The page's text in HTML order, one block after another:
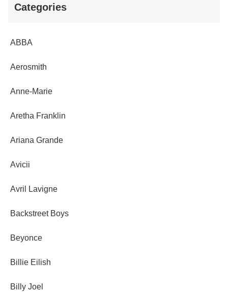
Categories
ABBA
Aerosmith
Anne-Marie
Aretha Franklin
Ariana Grande
Avicii
Avril Lavigne
Backstreet Boys
Beyonce
Billie Eilish
Billy Joel